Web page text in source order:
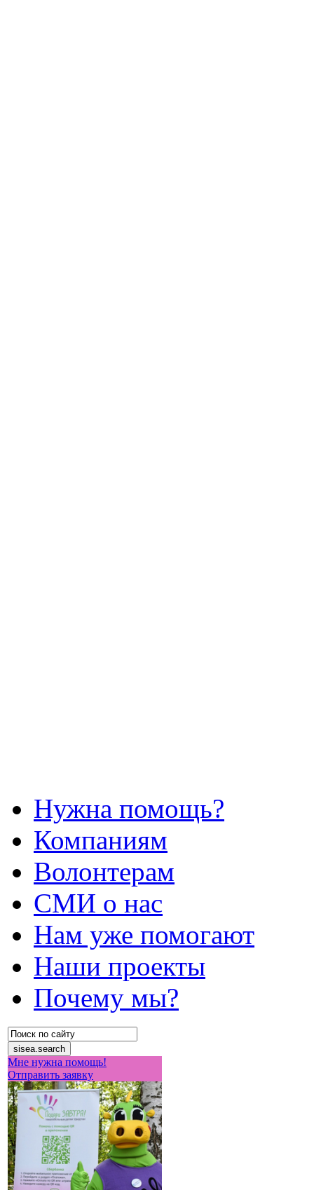
Нужна помощь?
Компаниям
Волонтерам
СМИ о нас
Нам уже помогают
Наши проекты
Почему мы?
Мне нужна помощь!
Отправить заявку